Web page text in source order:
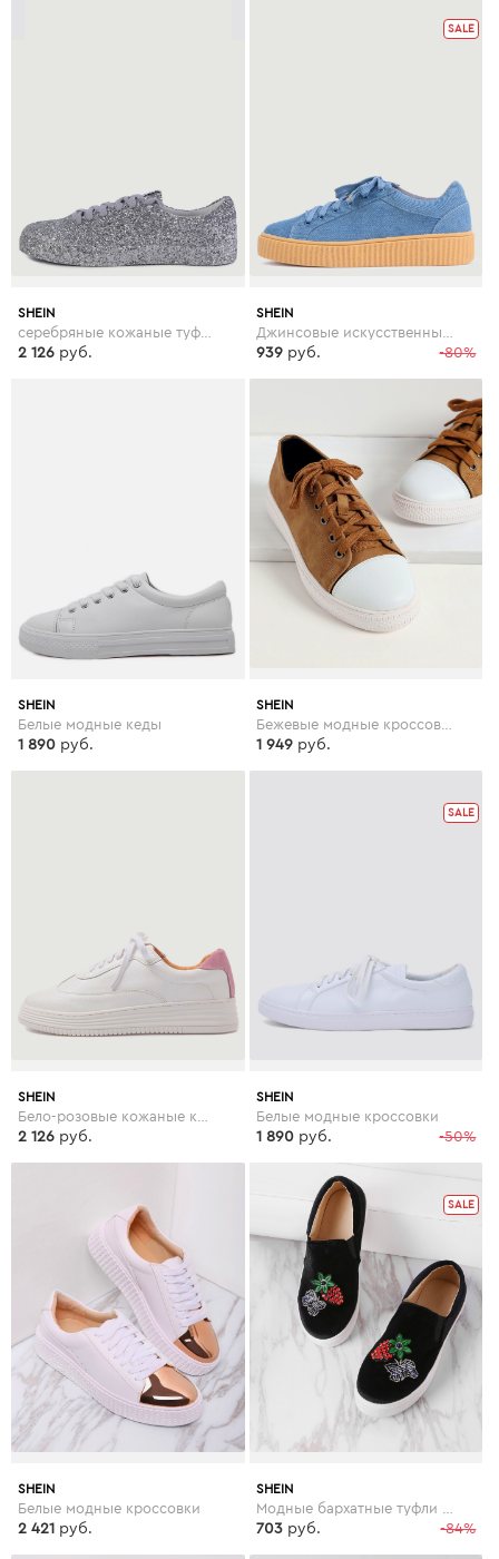
SHEIN
2 126 руб.
SALE
SHEIN
-80%
939 руб.
SHEIN
Белые модные кеды
1 890 руб.
SHEIN
Бежевые модные кроссовки со шнуровкой
1 949 руб.
SHEIN
2 126 руб.
SALE
SHEIN
Белые модные кроссовки
-50%
1 890 руб.
SHEIN
Белые модные кроссовки
2 421 руб.
SALE
SHEIN
-84%
703 руб.